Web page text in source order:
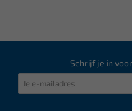
Schrijf je in